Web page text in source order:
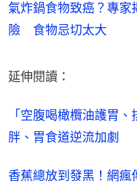
氣炸鍋食物致癌？專
險 食物忌切太大
延伸閱讀：
「空腹喝橄欖油護胃
胖、胃食道逆流加劇
香蕉總放到發黑！網瘋